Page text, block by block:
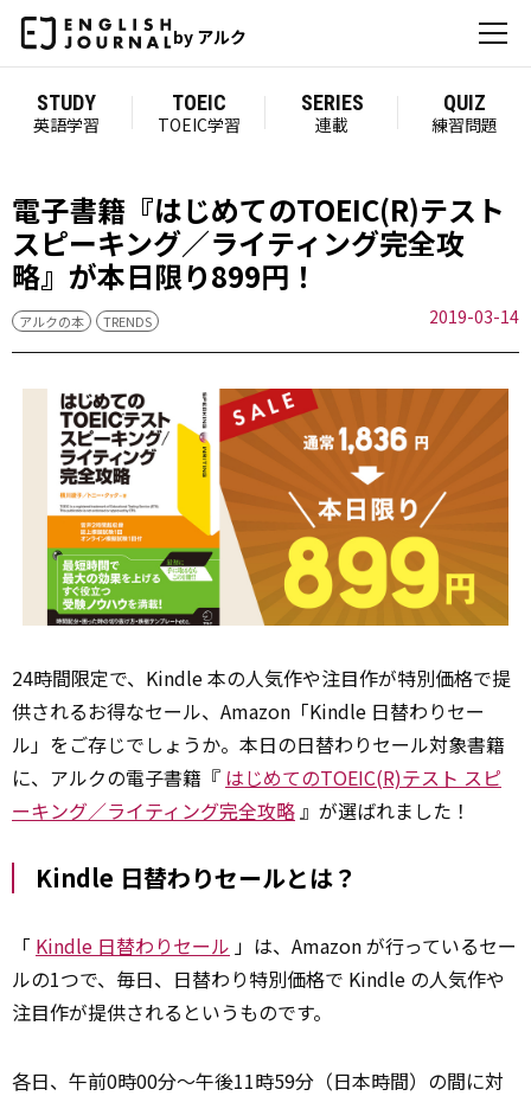
by アルク
STUDY
英語学習
TOEIC
TOEIC学習
SERIES
連載
QUIZ
練習問題
電子書籍『はじめてのTOEIC(R)テスト
スピーキング／ライティング完全攻
略』が本日限り899円！
アルクの本 TRENDS 2019-03-14
24時間限定で、Kindle 本の人気作や注目作が特別価格で提
供されるお得なセール、Amazon「Kindle 日替わりセー
ル」をご存じでしょうか。本日の日替わりセール対象書籍
に、アルクの電子書籍『 はじめてのTOEIC(R)テスト スピ
ーキング／ライティング完全攻略』が選ばれました！
Kindle 日替わりセールとは？
「 Kindle 日替わりセール 」は、Amazon が行っているセー
ルの1つで、毎日、日替わり特別価格で Kindle の人気作や
注目作が提供されるというものです。
各日、午前0時00分～午後11時59分（日本時間）の間に対